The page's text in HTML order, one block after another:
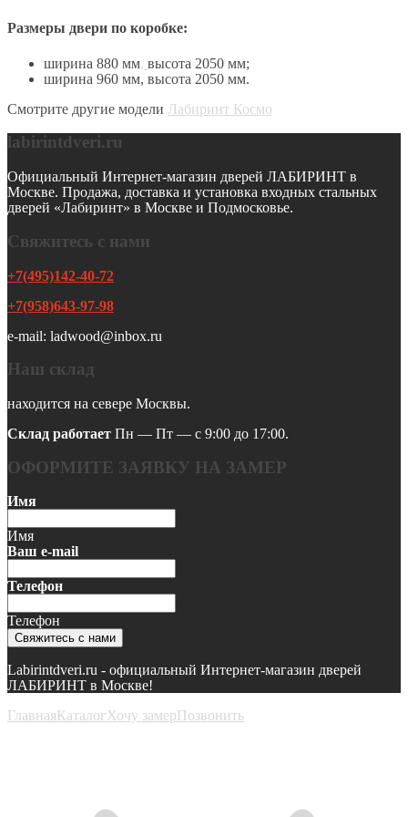
Размеры двери по коробке:
ширина 880 мм, высота 2050 мм;
ширина 960 мм, высота 2050 мм.
Смотрите другие модели Лабиринт Космо
labirintdveri.ru
Официальный Интернет-магазин дверей ЛАБИРИНТ в
Москве. Продажа, доставка и установка входных стальных
дверей «Лабиринт» в Москве и Подмосковье.
Свяжитесь с нами
+7(495)142-40-72
+7(958)643-97-98
e-mail: ladwood@inbox.ru
Наш склад
находится на севере Москвы.
Склад работает Пн — Пт — с 9:00 до 17:00.
ОФОРМИТЕ ЗАЯВКУ НА ЗАМЕР
Имя
Имя
Ваш e-mail
Телефон
Телефон
Свяжитесь с нами
Labirintdveri.ru - официальный Интернет-магазин дверей
ЛАБИРИНТ в Москве!
ГлавнаяКаталогХочу замерПозвонить